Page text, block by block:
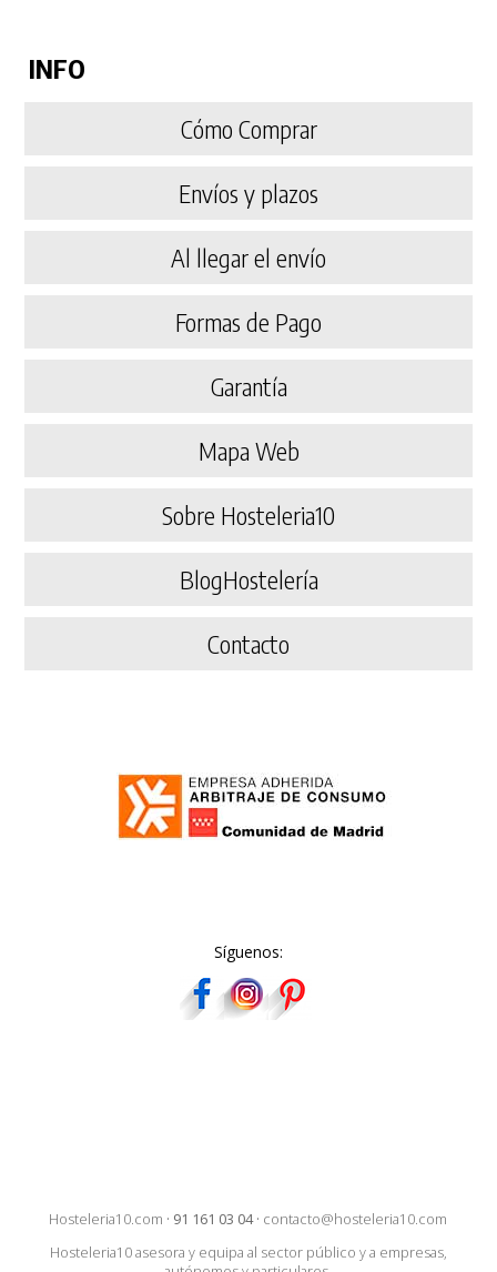
INFO
Cómo Comprar
Envíos y plazos
Al llegar el envío
Formas de Pago
Garantía
Mapa Web
Sobre Hosteleria10
BlogHostelería
Contacto
Síguenos:
Hosteleria10.com · 91 161 03 04· contacto@hosteleria10.com
Hosteleria10 asesora y equipa al sector público y a empresas,